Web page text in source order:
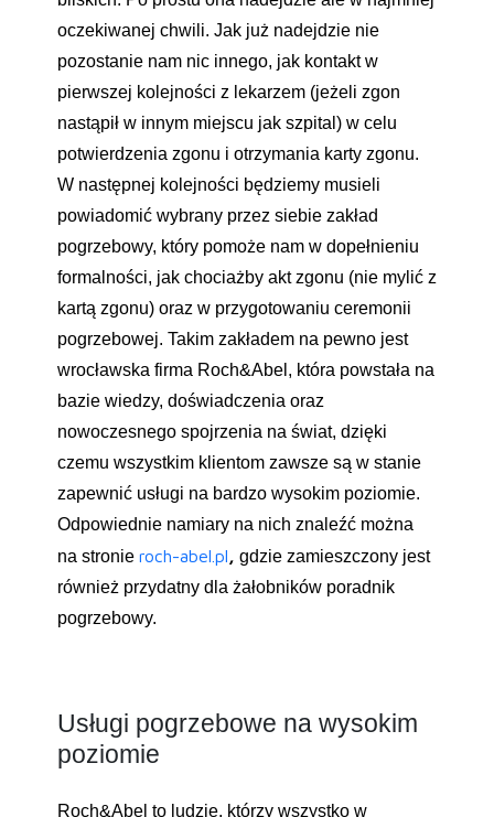
oczekiwanej chwili. Jak już nadejdzie nie
pozostanie nam nic innego, jak kontakt w
pierwszej kolejności z lekarzem (jeżeli zgon
nastąpił w innym miejscu jak szpital) w celu
potwierdzenia zgonu i otrzymania karty zgonu.
W następnej kolejności będziemy musieli
powiadomić wybrany przez siebie zakład
pogrzebowy, który pomoże nam w dopełnieniu
formalności, jak chociażby akt zgonu (nie mylić z
kartą zgonu) oraz w przygotowaniu ceremonii
pogrzebowej. Takim zakładem na pewno jest
wrocławska firma Roch&Abel, która powstała na
bazie wiedzy, doświadczenia oraz
nowoczesnego spojrzenia na świat, dzięki
czemu wszystkim klientom zawsze są w stanie
zapewnić usługi na bardzo wysokim poziomie.
Odpowiednie namiary na nich znaleźć można
na stronie roch-abel.pl, gdzie zamieszczony jest
również przydatny dla żałobników poradnik
pogrzebowy.
Usługi pogrzebowe na wysokim
poziomie
Roch&Abel to ludzie, którzy wszystko w